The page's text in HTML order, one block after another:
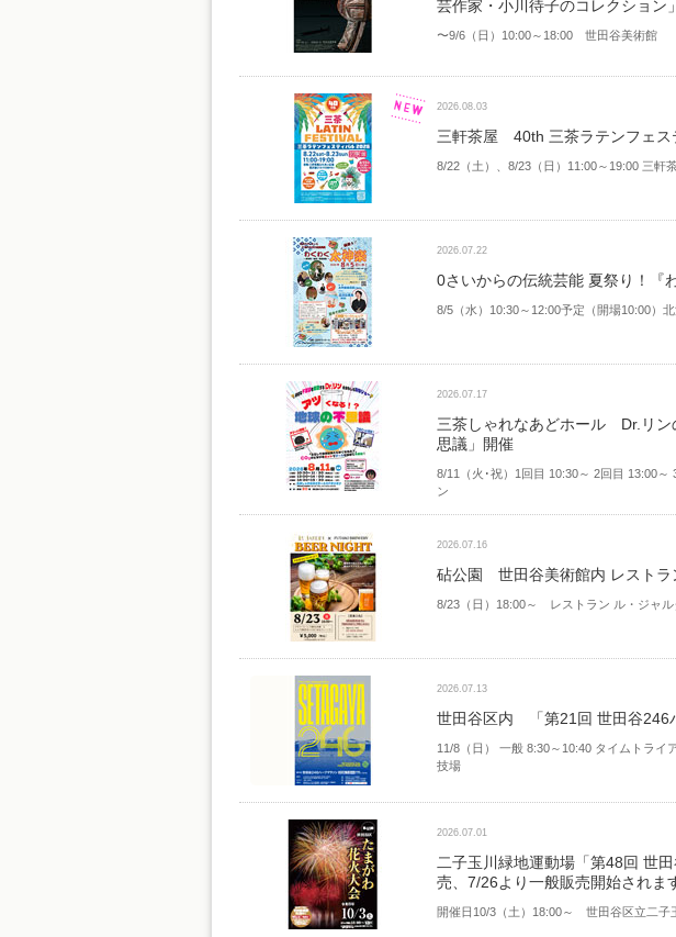
芸作家・小川待子のコレクション
〜9/6（日）10:00～18:00 世田谷美術館
2026.08.03
三軒茶屋 40th 三茶ラテンフェス
8/22（土）、8/23（日）11:00～19:00 三軒
2026.07.22
0さいからの伝統芸能 夏祭り！『
8/5（水）10:30～12:00予定（開場10:00）
2026.07.17
三茶しゃれなあどホール Dr.リン
思議」開催
8/11（火･祝）1回目 10:30～ 2回目 13:00
ン
2026.07.16
砧公園 世田谷美術館内 レスト
8/23（日）18:00～ レストラン ル・ジャル
2026.07.13
世田谷区内 「第21回 世田谷246
11/8（日） 一般 8:30～10:40 タイムトライ
技場
2026.07.01
二子玉川緑地運動場「第48回 世
売、7/26より一般販売開始されま
開催日10/3（土）18:00～ 世田谷区立二子